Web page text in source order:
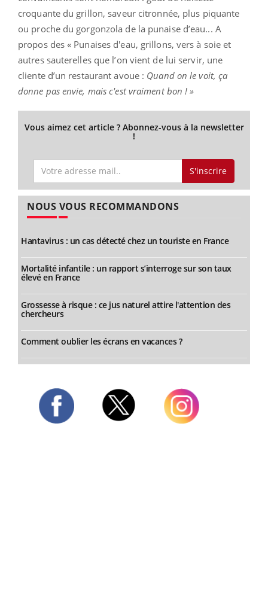
croquante du grillon, saveur citronnée, plus piquante
ou proche du gorgonzola de la punaise d’eau... A
propos des « Punaises d'eau, grillons, vers à soie et
autres sauterelles que l’on vient de lui servir, une
cliente d’un restaurant avoue : Quand on le voit, ça
donne pas envie, mais c'est vraiment bon ! »
Vous aimez cet article ? Abonnez-vous à la newsletter
!
S'inscrire
NOUS VOUS RECOMMANDONS
Hantavirus : un cas détecté chez un touriste en France
Mortalité infantile : un rapport s’interroge sur son taux
élevé en France
Grossesse à risque : ce jus naturel attire l'attention des
chercheurs
Comment oublier les écrans en vacances ?